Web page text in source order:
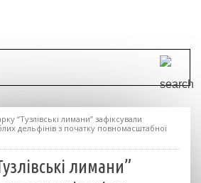
“Тузлівські лимани” зафіксували
дельфінів з початку повномасштабної
лимани”